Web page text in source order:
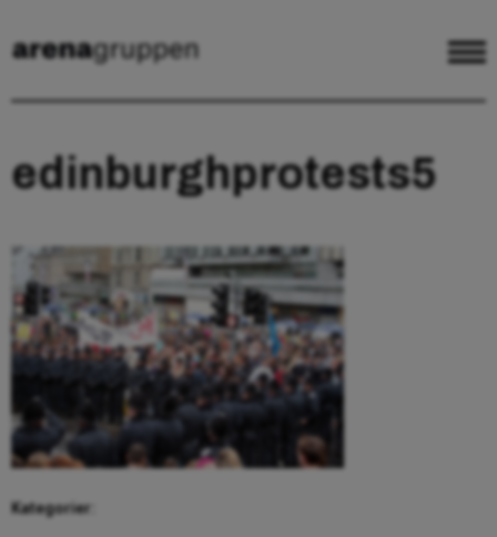
edinburghprotests5
Kategorier: